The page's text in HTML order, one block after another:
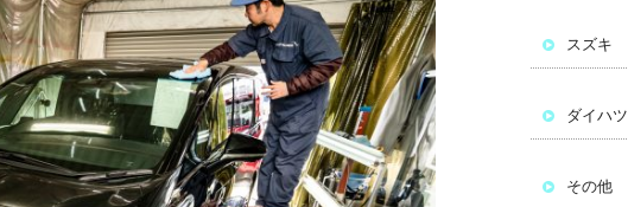
スズキ
ダイハツ
その他